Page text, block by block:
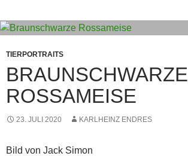
TIERPORTRAITS
BRAUNSCHWARZE
ROSSAMEISE
23. JULI 2020 KARLHEINZ ENDRES
Bild von Jack Simon